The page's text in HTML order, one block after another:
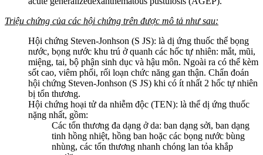
Triệu chứng của các hội chứng trên được mô tả như sau:
Hội chứng Steven-Jonhson (S JS): là dị ứng thuốc thể bọng
nước, bọng nước khu trú ở quanh các hốc tự nhiên: mắt, mũi,
miệng, tai, bộ phận sinh dục và hậu môn. Ngoài ra có thể kèm
sốt cao, viêm phổi, rối loạn chức năng gan thận. Chẩn đoán
hội chứng Steven-Jonhson (S JS) khi có ít nhất 2 hốc tự nhiên
bị tổn thương.
Hội chứng hoại tử da nhiễm độc (TEN): là thể dị ứng thuốc
nặng nhất, gồm:
Các tổn thương đa dạng ở da: ban dạng sởi, ban dạng
tinh hồng nhiệt, hồng ban hoặc các bọng nước bùng
nhùng, các tổn thương nhanh chóng lan tỏa khắp